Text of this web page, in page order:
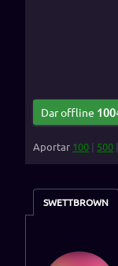
Dar offline 100
Aportar 100 | 500 |
SWETTBROWN